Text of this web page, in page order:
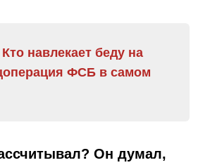
Кто навлекает беду на
ФСБ в самом
Он думал,